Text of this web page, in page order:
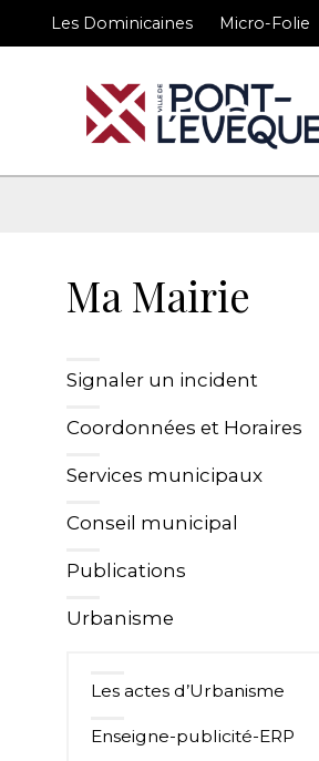
Les Dominicaines Micro-Folie
Ma Mairie
Signaler un incident
Coordonnées et Horaires
Services municipaux
Conseil municipal
Publications
Urbanisme
Les actes d’Urbanisme
Enseigne-publicité-ERP